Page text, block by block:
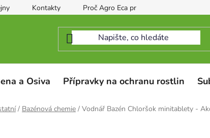
Kontakty Proč Agro Eca protect
a Osiva Přípravky na ochranu rostlin
/ Bazénová chemie / Vodnář Bazén Chloršok minitablety -